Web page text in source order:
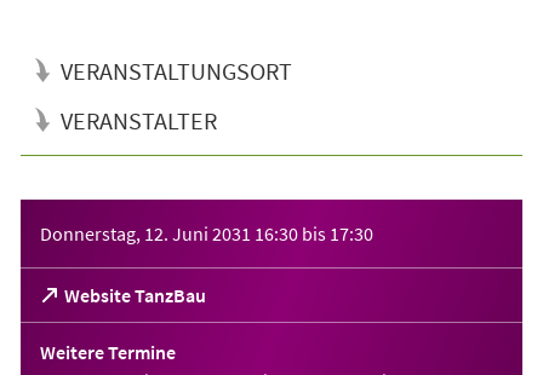
VERANSTALTUNGSORT
VERANSTALTER
Donnerstag, 12. Juni 2031 16:30 bis 17:30
Website TanzBau
(Öffnet
in
einem
neuen
Weitere Termine